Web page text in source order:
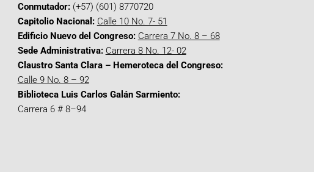
Conmutador:(+57) (601) 8770720
Capitolio Nacional: Calle 10 No. 7- 51
Edificio Nuevo del Congreso: Carrera 7 No. 8 – 68
Sede Administrativa: Carrera 8 No. 12- 02
Claustro Santa Clara – Hemeroteca del Congreso:
Calle 9 No. 8 – 92
Biblioteca Luis Carlos Galán Sarmiento:
Carrera 6 # 8–94